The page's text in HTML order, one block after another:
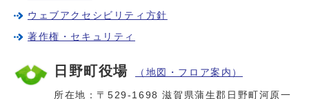
ウェブアクセシビリティ方針
著作権・セキュリティ
日野町役場 （地図・フロア案内）
所在地：〒529-1698 滋賀県蒲生郡日野町河原一